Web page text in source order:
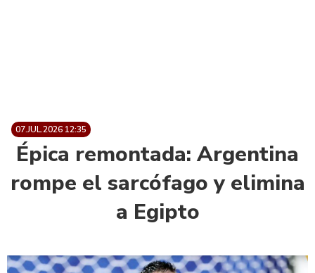
07.JUL.2026 12:35
Épica remontada: Argentina
rompe el sarcófago y elimina
a Egipto